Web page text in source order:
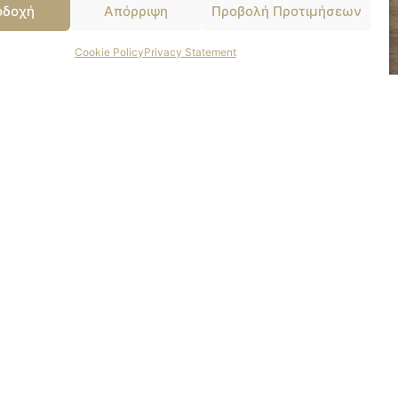
Απόρριψη Προβολή Προτιμήσεων
Cookie PolicyPrivacy Statement